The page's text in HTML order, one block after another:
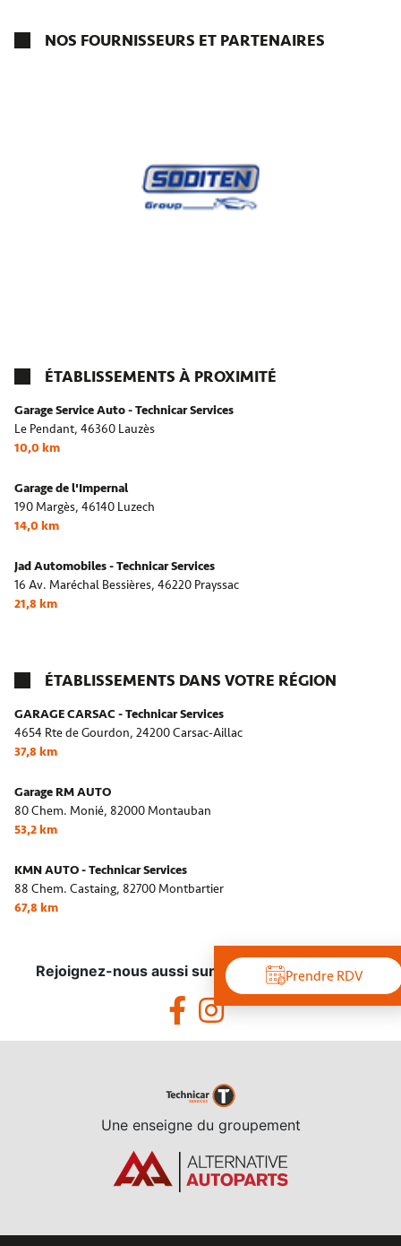
NOS FOURNISSEURS ET PARTENAIRES
ÉTABLISSEMENTS À PROXIMITÉ
Garage Service Auto - Technicar Services
Le Pendant, 46360 Lauzès
10,0 km
Garage de l'Impernal
190 Margès, 46140 Luzech
14,0 km
Jad Automobiles - Technicar Services
16 Av. Maréchal Bessières, 46220 Prayssac
21,8 km
ÉTABLISSEMENTS DANS VOTRE RÉGION
GARAGE CARSAC - Technicar Services
4654 Rte de Gourdon, 24200 Carsac-Aillac
37,8 km
Garage RM AUTO
80 Chem. Monié, 82000 Montauban
53,2 km
KMN AUTO - Technicar Services
88 Chem. Castaing, 82700 Montbartier
67,8 km
Prendre RDV
Rejoignez-nous aussi sur les réseaux sociaux !
Une enseigne du groupement